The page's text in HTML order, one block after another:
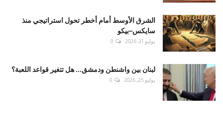
الشرق الأوسط أمام أخطر تحول استراتيجي منذ
سايكس–بيكو
يوليو 31, 2026 0
لبنان بين واشنطن ودمشق... هل تتغير قواعد اللعبة؟
يوليو 25, 2026 0